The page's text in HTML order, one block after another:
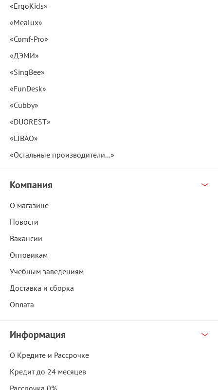
«ErgoKids»
«Mealux»
«Comf-Pro»
«ДЭМИ»
«SingBee»
«FunDesk»
«Cubby»
«DUOREST»
«LIBAO»
«Остальные производители...»
Компания
О магазине
Новости
Вакансии
Оптовикам
Учебным заведениям
Доставка и сборка
Оплата
Информация
О Кредите и Рассрочке
Кредит до 24 месяцев
Рассрочка 0%